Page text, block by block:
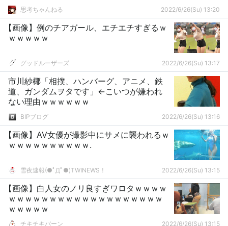
思考ちゃんねる 2022/6/26(Su) 13:20
【画像】例のチアガール、エチエチすぎるｗ
ｗｗｗｗｗ
グッドルーザーズ 2022/6/26(Su) 13:17
市川紗椰「相撲、ハンバーグ、アニメ、鉄
道、ガンダムヲタです」←こいつが嫌われ
ない理由ｗｗｗｗｗｗ
BIPブログ 2022/6/26(Su) 13:16
【画像】AV女優が撮影中にサメに襲われるｗ
ｗｗｗｗｗｗｗｗｗｗ.
雪夜速報(●ﾟДﾟ●)TWINEWS！ 2022/6/26(Su) 13:15
【画像】白人女のノリ良すぎワロタｗｗｗｗ
ｗｗｗｗｗｗｗｗｗｗｗｗｗｗｗｗｗｗｗ
ｗｗｗｗｗ
チキチキバーン 2022/6/26(Su) 13:15